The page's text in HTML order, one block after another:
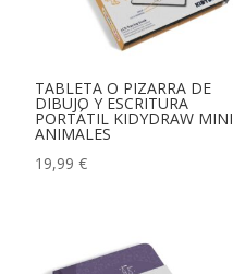
TABLETA O PIZARRA DE
DIBUJO Y ESCRITURA
PORTÁTIL KIDYDRAW MINI
ANIMALES
19,99€